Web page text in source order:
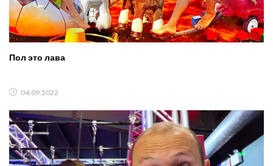
Пол это лава
04.09.2022